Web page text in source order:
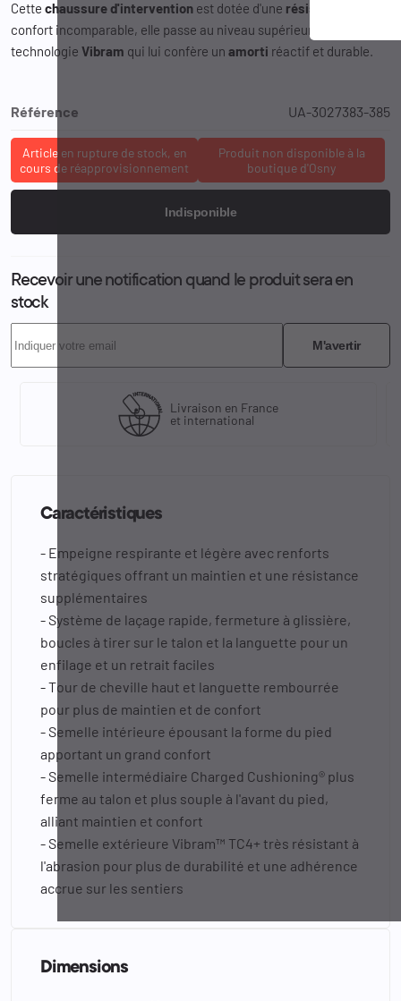
Cette chaussure d'intervention est dotée d'une résistance
confort incomparable, elle passe au niveau supérieur grâce à la
technologie Vibram qui lui confère un amorti réactif et durable.
Référence UA-3027383-385
Article en rupture de stock, en
cours de réapprovisionnement
Produit non disponible à la
boutique d'Osny
Indisponible
Recevoir une notification quand le produit sera en
stock
M'avertir
Livraison en France
et international
Caractéristiques
- Empeigne respirante et légère avec renforts
stratégiques offrant un maintien et une résistance
supplémentaires
- Système de laçage rapide, fermeture à glissière,
boucles à tirer sur le talon et la languette pour un
enfilage et un retrait faciles
- Tour de cheville haut et languette rembourrée
pour plus de maintien et de confort
- Semelle intérieure épousant la forme du pied
apportant un grand confort
- Semelle intermédiaire Charged Cushioning® plus
ferme au talon et plus souple à l'avant du pied,
alliant maintien et confort
- Semelle extérieure Vibram™ TC4+ très résistant à
l'abrasion pour plus de durabilité et une adhérence
accrue sur les sentiers
Dimensions